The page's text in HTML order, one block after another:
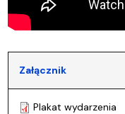
Załącznik
Plakat wydarzenia